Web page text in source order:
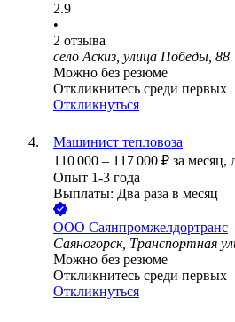
2.9
•
2 отзыва
село Аскиз, улица Победы, 88
Можно без резюме
Откликнитесь среди первых
Откликнуться
Машинист тепловоза
110 000 – 117 000 ₽ за месяц,
Опыт 1-3 года
Выплаты: Два раза в месяц
ООО Саянпромжелдортранс
Саяногорск, Транспортная
Можно без резюме
Откликнитесь среди первых
Откликнуться